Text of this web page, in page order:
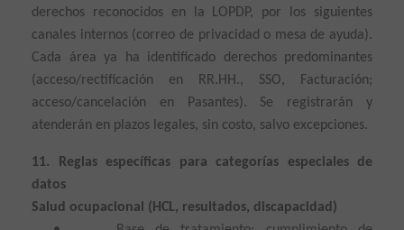
derechos reconocidos en la LOPDP, por los siguientes
canales internos (correo de privacidad o mesa de ayuda).
Cada área ya ha identificado derechos predominantes
(acceso/rectificación en RR.HH., SSO, Facturación;
acceso/cancelación en Pasantes). Se registrarán y
atenderán en plazos legales, sin costo, salvo excepciones.
11. Reglas específicas para categorías especiales de
datos
Salud ocupacional (HCL, resultados, discapacidad)